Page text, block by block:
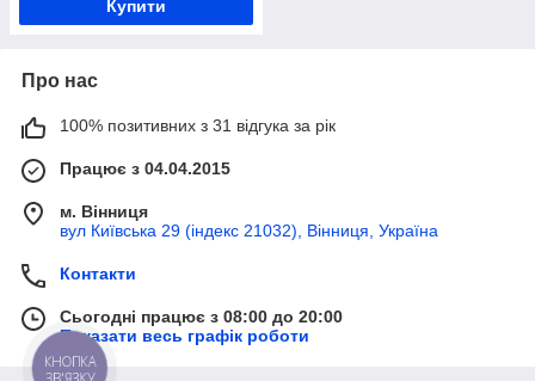
Купити
Про нас
100% позитивних з 31 відгука за рік
Працює з 04.04.2015
м. Вінниця
вул Київська 29 (індекс 21032), Вінниця, Україна
Контакти
Сьогодні працює з 08:00 до 20:00
Показати весь графік роботи
КНОПКА